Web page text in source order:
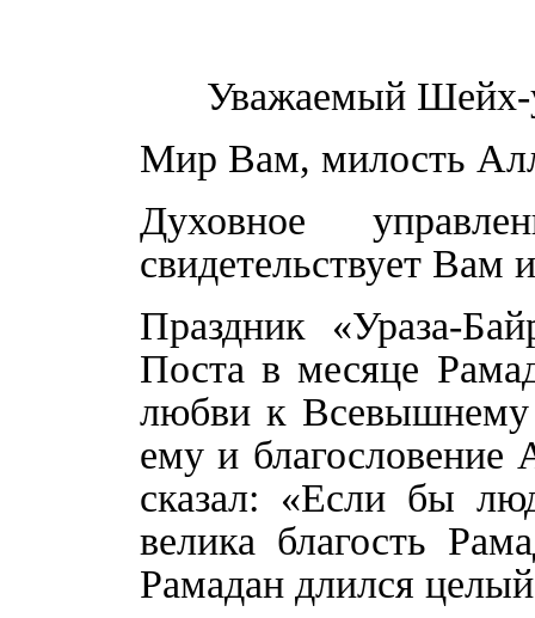
Уважаемый Шейх-
Мир Вам, милость
Духовное
свидетельствует Вам
Праздник «Ураза-
Поста в месяце
любви к
ему и благословение
сказал: «Если бы
велика благость
Рамадан длился